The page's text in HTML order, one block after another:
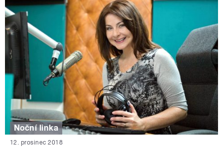
Noční linka
12. prosinec 2018